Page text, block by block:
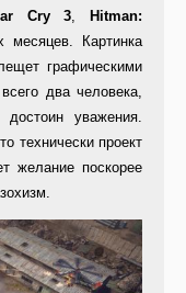
Cry 3 ,Hitman:
месяцев. Картинка
графическими
два человека,
уважения.
технически проект
желание поскорее